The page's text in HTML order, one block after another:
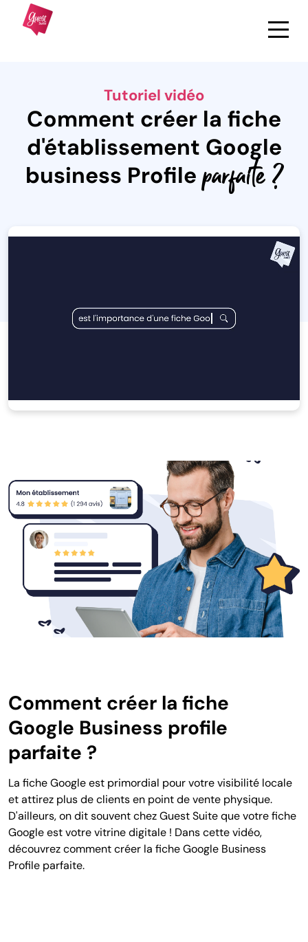
Tutoriel vidéo
Comment créer la fiche
d'établissement Google
business Profile parfaite ?
Comment créer la fiche
Google Business profile
parfaite ?
La fiche Google est primordial pour votre visibilité locale
et attirez plus de clients en point de vente physique.
D'ailleurs, on dit souvent chez Guest Suite que votre fiche
Google est votre vitrine digitale ! Dans cette vidéo,
découvrez comment créer la fiche Google Business
Profile parfaite.